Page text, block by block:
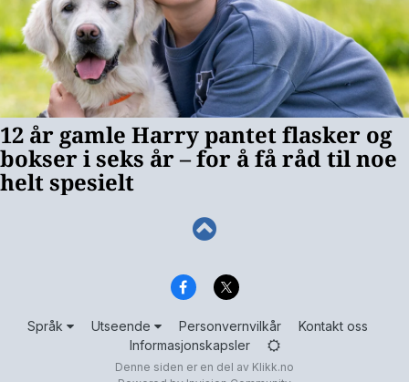
Språk Utseende Personvernvilkår
Kontakt oss
Informasjonskapsler
Denne siden er en del av Klikk.no